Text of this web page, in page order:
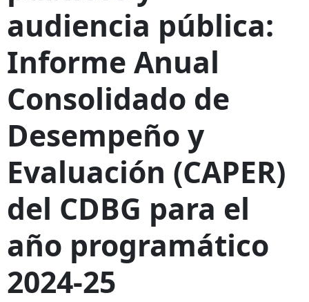
audiencia pública:
Informe Anual
Consolidado de
Desempeño y
Evaluación (CAPER)
del CDBG para el
año programático
2024-25